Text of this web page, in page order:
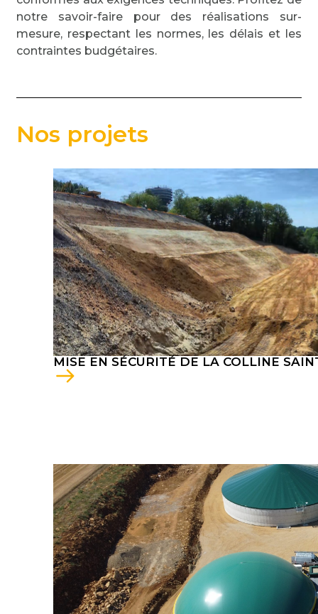
notre savoir-faire pour des réalisations sur-
mesure, respectant les normes, les délais et les
contraintes budgétaires.
Nos projets
MISE EN SÉCURITÉ DE LA COLLINE